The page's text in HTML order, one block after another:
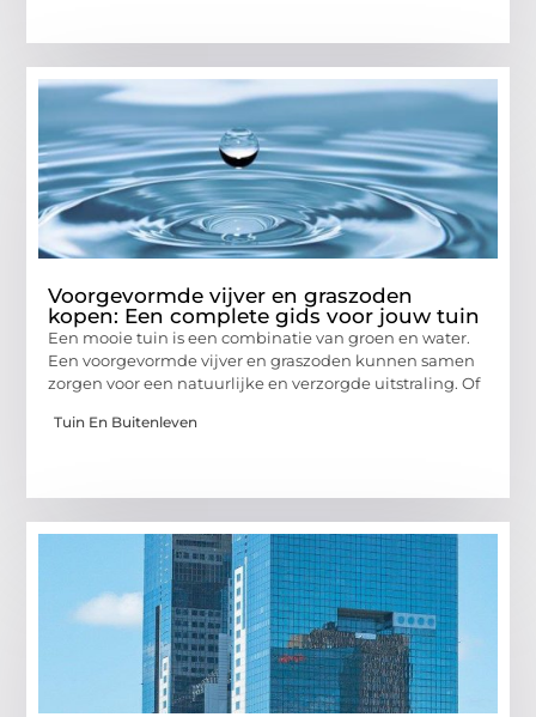
Voorgevormde vijver en graszoden
kopen: Een complete gids voor jouw tuin
Een mooie tuin is een combinatie van groen en water.
Een voorgevormde vijver en graszoden kunnen samen
zorgen voor een natuurlijke en verzorgde uitstraling. Of
Tuin En Buitenleven